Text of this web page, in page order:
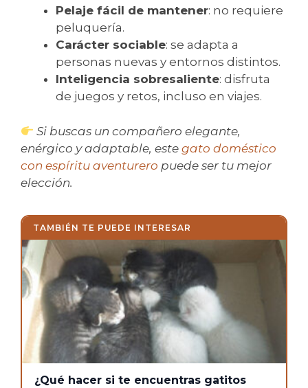
Pelaje fácil de mantener: no requiere
peluquería.
Carácter sociable: se adapta a
personas nuevas y entornos distintos.
Inteligencia sobresaliente: disfruta
de juegos y retos, incluso en viajes.
Si buscas un compañero elegante,
enérgico y adaptable, este gato doméstico
con espíritu aventurero puede ser tu mejor
elección.
TAMBIÉN TE PUEDE INTERESAR
¿Qué hacer si te encuentras gatitos